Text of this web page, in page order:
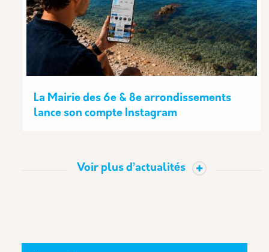
La Mairie des 6e & 8e arrondissements
lance son compte Instagram
Voir plus d’actualités